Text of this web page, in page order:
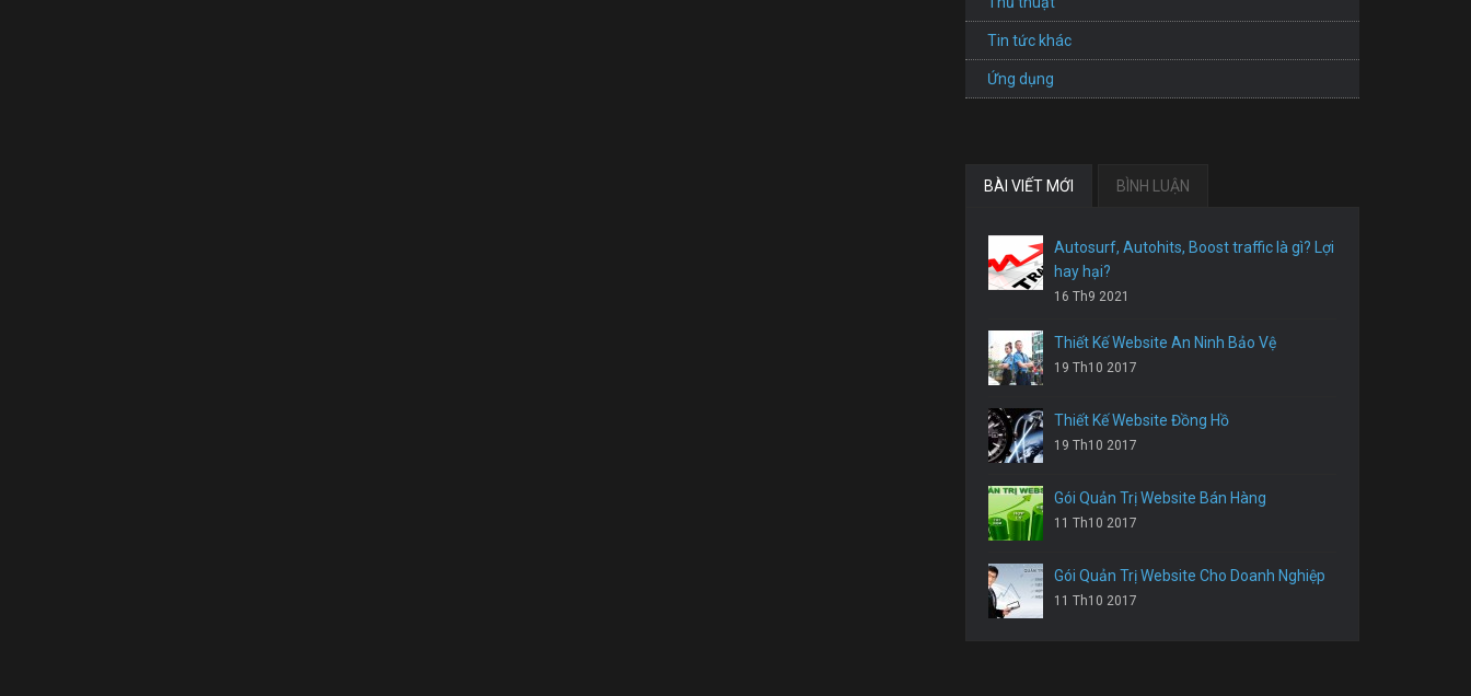
Tin tức khác
Ứng dụng
BÀI VIẾT MỚI BÌNH LUẬN
Autosurf, Autohits, Boost traffic là gì? Lợi
hay hại?
16 Th9 2021
Thiết Kế Website An Ninh Bảo Vệ
19 Th10 2017
Thiết Kế Website Đồng Hồ
19 Th10 2017
Gói Quản Trị Website Bán Hàng
11 Th10 2017
Gói Quản Trị Website Cho Doanh Nghiệp
11 Th10 2017